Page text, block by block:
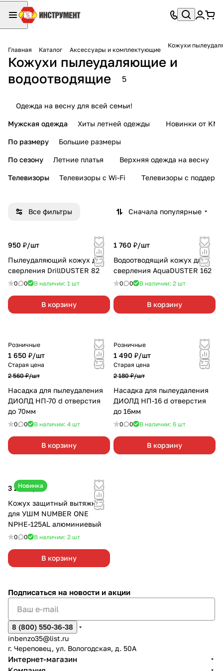
Главная Каталог Аксессуары и комплектующие
Кожухи
Кожухи пылеудаляющие и
водоотводящие
5
Одежда на весну для всей семьи!
Мужская одежда Хиты летней одежды Новинки от KMI
По размеру Большие размеры
По сезону Летние платья Верхняя одежда на весну
Телевизоры Телевизоры с Wi-Fi Телевизоры с
Все фильтры Сначала популярные
950 ₽/шт
Пылеудаляющий кожух для
сверления DrillDUSTER 82
0 0 В наличии: 1 шт
В корзину
1 760 ₽/шт
Водоотводящий кожух для
сверления AquaDUSTER 162
0 0 В наличии: 2 шт
В корзину
Розничные
1 650 ₽/шт
Старая цена
2 560 ₽/шт
Насадка для пылеудаления
ДИОЛД НП-70 d отверстия
до 70мм
0 0 В наличии: 4 шт
В корзину
Розничные
1 490 ₽/шт
Старая цена
2 180 ₽/шт
Насадка для пылеудаления
ДИОЛД НП-16 d отверстия
до 16мм
0 0 В наличии: 6 шт
В корзину
Новинка
3 290 ₽/шт
Кожух защитный вытяжной
для УШМ NUMBER ONE
NPHE-125AL алюминиевый
0 0 В наличии: 2 шт
В корзину
Подписаться на новости и акции
8 (800) 550-36-38
inbenzo35@list.ru
г. Череповец, ул. Вологодская, д. 50А
Интернет-магазин